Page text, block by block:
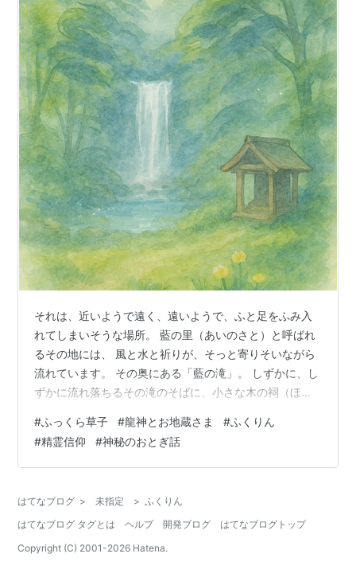
それは、近いようで遠く、遠いようで、ふと足をふみ入
れてしまいそうな場所。 藍の里（あいのさと）と呼ばれ
るその地には、 風と水と祈りが、そっと寄りそいながら
流れています。 その奥にある「藍の滝」。 しずかに、し
ずかに流れ落ちるその滝のそばに、小さな木の祠（ほこ
の滝とふくりんの祠 中にいるのは、小さなお地蔵さま──
ふくりん。 ふくりんは、ある人の手によって彫られまし
た。「どうか、見えない誰かの心が、やわらぎますよう
れています。 その願いは、水の流れに乗って、滝の奥に
眠っていた存在のもとへと届きまし…
#ふっくら草子 #龍神とお地蔵さま #ふくりん
#精霊信仰 #神秘のおとぎ話
はてなブログ > 未指定 > ふくりん
はてなブログ タグとは
ヘルプ 開発ブログ
はてなブログトップ
Copyright (C) 2001-2026 Hatena.